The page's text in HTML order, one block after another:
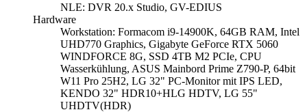
NLE: DVR 20.x Studio, GV-EDIUS
Hardware
Workstation: Formacom i9-14900K, 64GB RAM, Intel
UHD770 Graphics, Gigabyte GeForce RTX 5060
WINDFORCE 8G, SSD 4TB M2 PCIe, CPU
Wasserkühlung, ASUS Mainbord Prime Z790-P, 64bit
W11 Pro 25H2, LG 32" PC-Monitor mit IPS LED,
KENDO 32" HDR10+HLG HDTV, LG 55"
UHDTV(HDR)